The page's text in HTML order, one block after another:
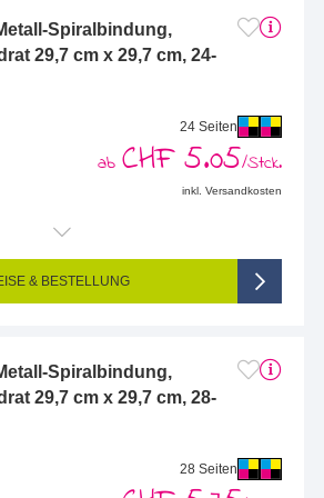
Spiralbindung,
29,7 cm x 29,7 cm, 24-
24 Seiten
ab CHF 5.05/Stck.
inkl. Versandkosten
Fläche): 297 x 297 mm
und Rückseite bedruckt)
CMYK (vollfarbig bedruckt)
& BESTELLUNG
Spiralbindung,
29,7 cm x 29,7 cm, 28-
28 Seiten